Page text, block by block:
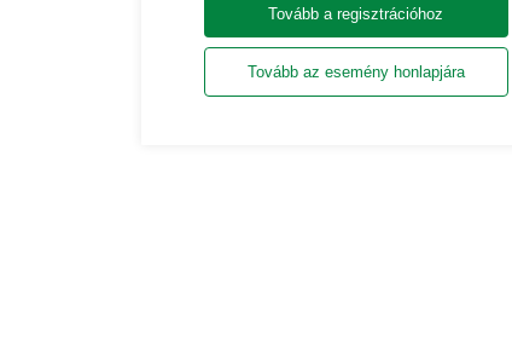
Tovább a regisztrációhoz
Tovább az esemény honlapjára